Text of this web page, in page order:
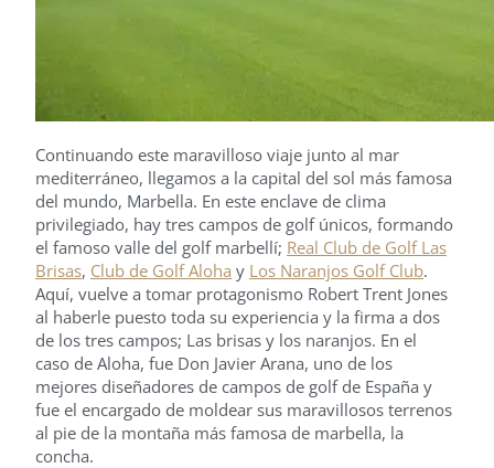
Continuando este maravilloso viaje junto al mar
mediterráneo, llegamos a la capital del sol más famosa
del mundo, Marbella. En este enclave de clima
privilegiado, hay tres campos de golf únicos, formando
el famoso valle del golf marbellí; Real Club de Golf Las
Brisas, Club de Golf Aloha y Los Naranjos Golf Club.
Aquí, vuelve a tomar protagonismo Robert Trent Jones
al haberle puesto toda su experiencia y la firma a dos
de los tres campos; Las brisas y los naranjos. En el
caso de Aloha, fue Don Javier Arana, uno de los
mejores diseñadores de campos de golf de España y
fue el encargado de moldear sus maravillosos terrenos
al pie de la montaña más famosa de marbella, la
concha.